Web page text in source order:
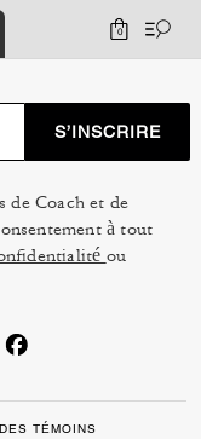
0
S’INSCRIRE
de Coach et de
à tout
ou
TÉMOINS